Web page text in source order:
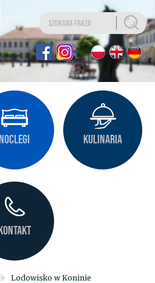
strona
internetowa
zawiera
system
ułatwień
dostępu.
KULINARIA
Lodowisko w Koninie